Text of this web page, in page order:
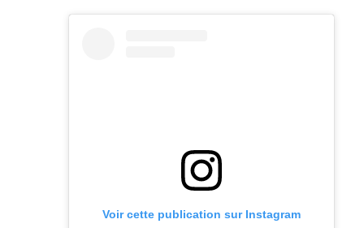
Voir cette publication sur Instagram